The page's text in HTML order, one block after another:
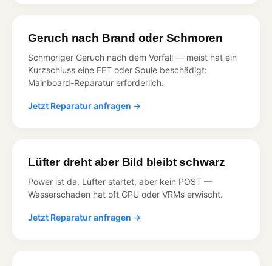
Geruch nach Brand oder Schmoren
Schmoriger Geruch nach dem Vorfall — meist hat ein
Kurzschluss eine FET oder Spule beschädigt:
Mainboard-Reparatur erforderlich.
Jetzt Reparatur anfragen →
Lüfter dreht aber Bild bleibt schwarz
Power ist da, Lüfter startet, aber kein POST —
Wasserschaden hat oft GPU oder VRMs erwischt.
Jetzt Reparatur anfragen →